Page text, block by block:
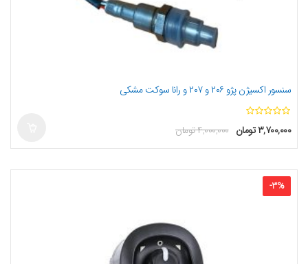
سنسور اکسیژن پژو ۲۰۶ و ۲۰۷ و رانا سوکت مشکی
۴,۰۰۰,۰۰۰تومان ۳,۷۰۰,۰۰۰تومان
-3%